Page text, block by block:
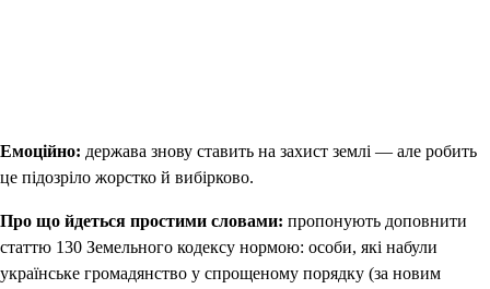
Емоційно: держава знову ставить на захист землі — але робить
це підозріло жорстко й вибірково.
Про що йдеться простими словами: пропонують доповнити
статтю 130 Земельного кодексу нормою: особи, які набули
українське громадянство у спрощеному порядку (за новим